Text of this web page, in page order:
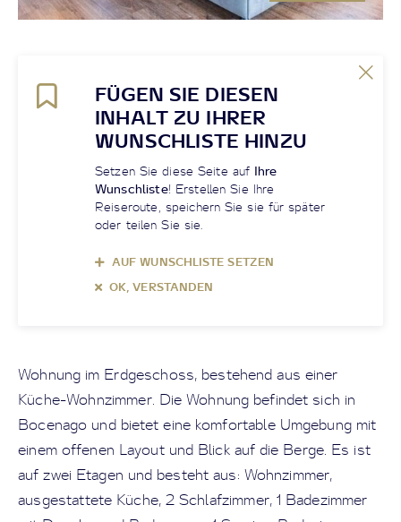
FÜGEN SIE DIESEN
INHALT ZU IHRER
WUNSCHLISTE HINZU
Setzen Sie diese Seite auf Ihre
Wunschliste! Erstellen Sie Ihre
Reiseroute, speichern Sie sie für später
oder teilen Sie sie.
AUF WUNSCHLISTE SETZEN
OK, VERSTANDEN
Wohnung im Erdgeschoss, bestehend aus einer
Küche-Wohnzimmer. Die Wohnung befindet sich in
Bocenago und bietet eine komfortable Umgebung mit
einem offenen Layout und Blick auf die Berge. Es ist
auf zwei Etagen und besteht aus: Wohnzimmer,
ausgestattete Küche, 2 Schlafzimmer, 1 Badezimmer